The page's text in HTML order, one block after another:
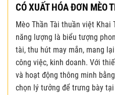
CÓ XUẤT HÓA ĐƠN MÈO
Mèo Thần Tài thuần việt Khai
năng lượng là biểu tượng
tài, thu hút may mắn, mang
công việc, kinh doanh. Với
và hoạt động thông minh
chọn lý tưởng để trưng bày